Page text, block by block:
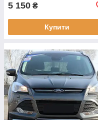
5 150 ₴
Купити